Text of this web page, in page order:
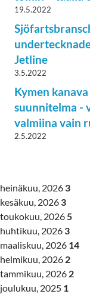
19.5.2022
Jetline
3.5.2022
Kymen
suunnitelma -
valmiina vain
2.5.2022
heinäkuu, 2026 3
kesäkuu, 2026 3
toukokuu, 2026 5
huhtikuu, 2026 3
maaliskuu, 2026 14
helmikuu, 2026 2
tammikuu, 2026 2
joulukuu, 2025 1